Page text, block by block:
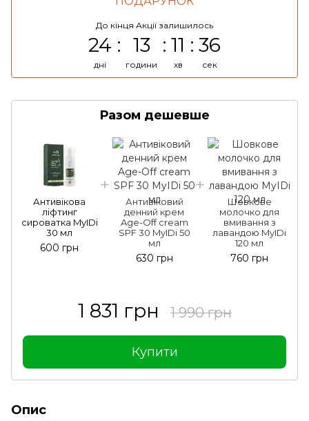
До кінця Акції залишилось
24
дні
13
години
11
хв
35
сек
Разом дешевше
Антивікова
ліфтинг
сироватка MyIDi
30 мл
600 грн
Антивіковий
денний крем
Age-Off cream
SPF 30 MyIDi 50
мл
630 грн
Шовкове
молочко для
вмивання з
лавандою MyIDi
120 мл
760 грн
1 831 грн 1 990 грн
Купити
Опис